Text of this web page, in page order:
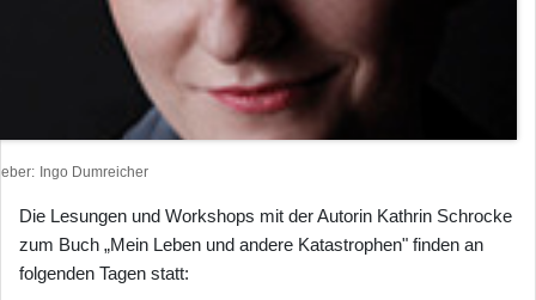
Ingo Dumreicher
Die Lesungen und Workshops mit der Autorin Kathrin Schrocke
zum Buch „Mein Leben und andere Katastrophen" finden an
folgenden Tagen statt: